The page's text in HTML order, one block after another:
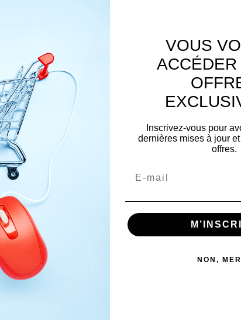
la commande
3ème MAIN -
EDMA
ULTRA-FIX® - Pistolet d'expansion
pour chevilles métalliques
VOUS
Inscrivez-vous pour
dernières mises à jour
offres.
NON,